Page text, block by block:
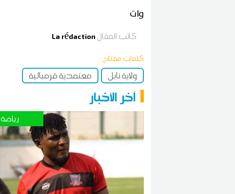
وات
كاتب المقال La rédaction
كلمات مفتاح
ولاية نابل معتمدية قرمبالية
آخر الأخبار
رياضة